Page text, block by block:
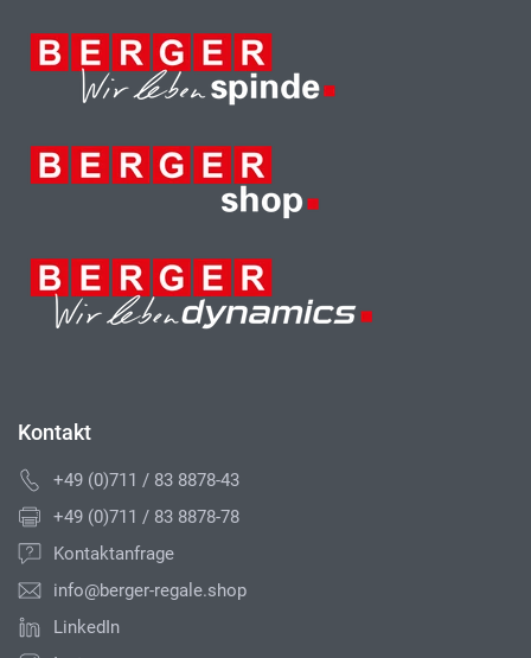
Kontakt
+49 (0)711 / 83 8878-43
+49 (0)711 / 83 8878-78
Kontaktanfrage
info@berger-regale.shop
LinkedIn